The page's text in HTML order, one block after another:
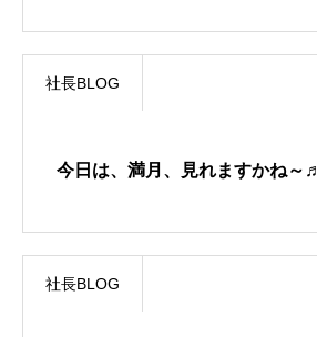
社長BLOG
今日は、満月、見れますかね～♬
社長BLOG